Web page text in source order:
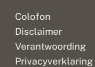
Colofon
Disclaimer
Verantwoording
Privacyverklaring